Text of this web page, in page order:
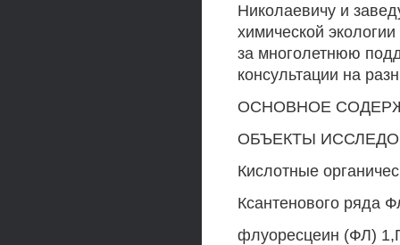
Николаевичу и
химической
за многолетнюю
консультации на
ОСНОВНОЕ
ОБЪЕКТЫ
Кислотные
Ксантенового ряда
флуоресцеин (ФЛ)